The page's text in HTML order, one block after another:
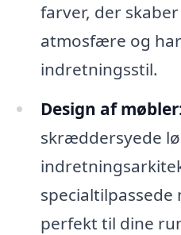
farver, der
atmosfære og
indretningsstil.
Design af
skræddersyede
specialtilpassede
perfekt til dine